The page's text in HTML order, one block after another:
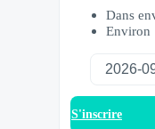
Dans
Environ
S'inscrire